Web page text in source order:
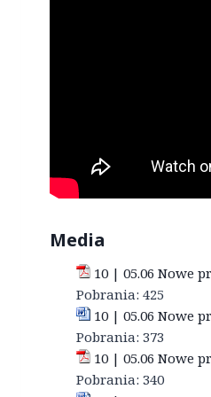
Media
10 | 05.06 Nowe
Pobrania: 425
10 | 05.06 Nowe
Pobrania: 373
10 | 05.06 Nowe
Pobrania: 340